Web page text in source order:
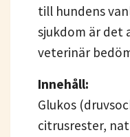
till hundens
sjukdom är
veterinär
Innehåll:
Glukos
citrusrester,